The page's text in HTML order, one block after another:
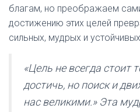
благам, но преображаем
достижению этих целей
сильных, мудрых и
«Цель не всегда стоит
достичь, но поиск и
нас великими.» Эта